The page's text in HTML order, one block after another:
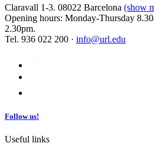
Claravall 1-3. 08022 Barcelona (show
Opening hours: Monday-Thursday
2.30pm.
Tel. 936 022 200 · info@url.edu
Follow us!
Useful links